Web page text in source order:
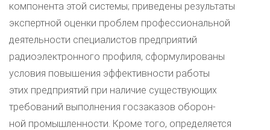
компонента этой системы; приведены результаты
экспертной оценки проблем профессиональной
деятельности специалистов предприятий
радиоэлектронного профиля, сформулированы
условия повышения эффективности работы
этих предприятий при наличие существующих
требований выполнения госзаказов оборон-
ной промышленности. Кроме того, определяется